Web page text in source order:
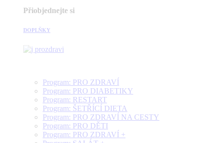
Přiobjednejte si
DOPLŇKY
Program: PRO ZDRAVÍ
Program: PRO DIABETIKY
Program: RESTART
Program: ŠETŘÍCÍ DIETA
Program: PRO ZDRAVÍ NA CESTY
Program: PRO DĚTI
Program: PRO ZDRAVÍ +